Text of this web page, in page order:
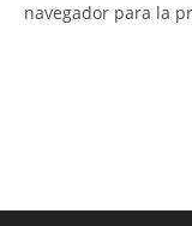
comentar
navegador para la